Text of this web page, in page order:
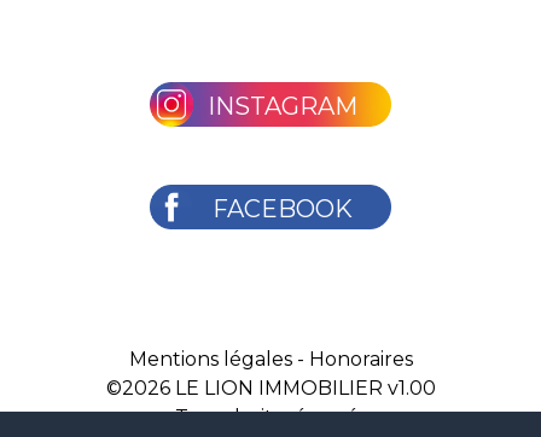
INSTAGRAM
FACEBOOK
Mentions légales- Honoraires
©2026 LE LION IMMOBILIER v1.00
Tous droits réservés